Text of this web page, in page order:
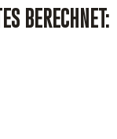
BERECHNET: